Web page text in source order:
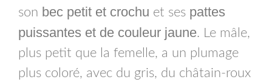
son bec petit et crochu et ses pattes
puissantes et de couleur jaune. Le mâle,
plus petit que la femelle, a un plumage
plus coloré, avec du gris, du châtain-roux